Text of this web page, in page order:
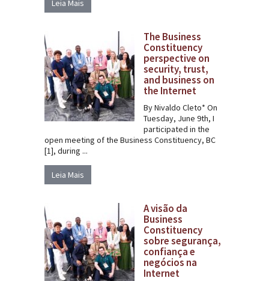
Leia Mais
The Business
Constituency
perspective on
security, trust,
and business on
the Internet
By Nivaldo Cleto* On
Tuesday, June 9th, I
participated in the
open meeting of the Business Constituency, BC
[1], during ...
Leia Mais
A visão da
Business
Constituency
sobre segurança,
confiança e
negócios na
Internet